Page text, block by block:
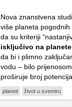
Nova znanstvena
više planeta
da su kriteriji
isključivo na
da bi i plimno
vodu – bilo
proširuje broj
planeti život u svemiru